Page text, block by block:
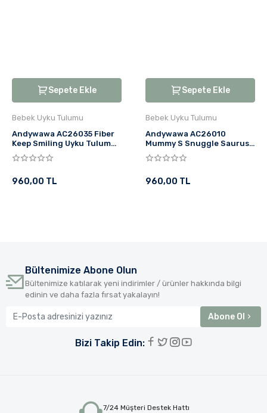
Sepete Ekle
Bebek Uyku Tulumu
Andywawa AC26035 Fiber
Keep Smiling Uyku Tulumu
2,5 TOG Grey
960,00 TL
Sepete Ekle
Bebek Uyku Tulumu
Andywawa AC26010
Mummy S Snuggle Saurus
Uyku Tulumu 2,5 TOG Green
960,00 TL
Bültenimize Abone Olun
Bültenimize katılarak yeni indirimler / ürünler hakkında bilgi
edinin ve daha fazla fırsat yakalayın!
Abone Ol
Bizi Takip Edin:
7/24 Müşteri Destek Hattı